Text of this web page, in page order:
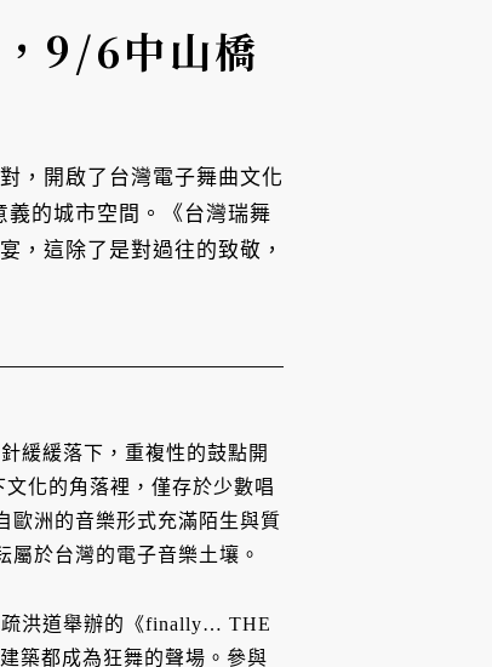
9/6中山橋
，開啟了台灣電子舞曲文化
的城市空間。《台灣瑞舞
，這除了是對過往的致敬，
緩緩落下，重複性的鼓點開
化的角落裡，僅存於少數唱
歐洲的音樂形式充滿陌生與質
於台灣的電子音樂土壤。
洪道舉辦的《finally… THE
築都成為狂舞的聲場。參與